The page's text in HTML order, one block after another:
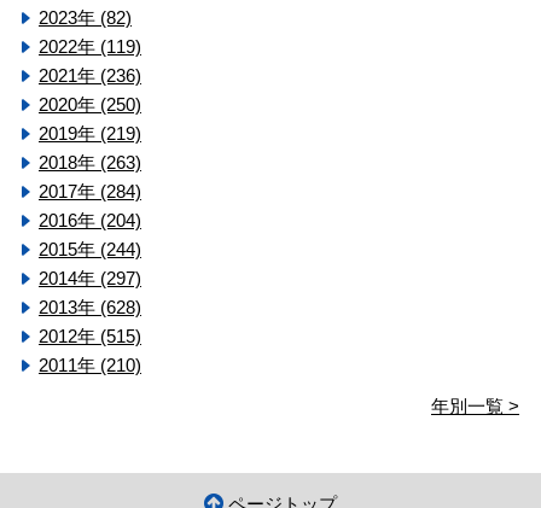
2023年 (82)
2022年 (119)
2021年 (236)
2020年 (250)
2019年 (219)
2018年 (263)
2017年 (284)
2016年 (204)
2015年 (244)
2014年 (297)
2013年 (628)
2012年 (515)
2011年 (210)
年別一覧 >
ページトップ